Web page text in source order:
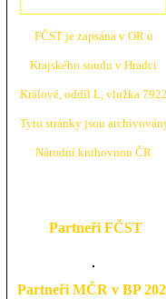
FČST je zapsána v OR u
Krajského soudu v Hradci
Králové, oddíl L, vložka 7922
Tyto stránky jsou
Národní knihovnou ČR
Partneři FČST
Partneři MČR v BP